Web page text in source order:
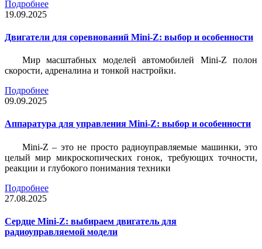
Подробнее
19.09.2025
Двигатели для соревнований Mini-Z: выбор и особенности
Мир масштабных моделей автомобилей Mini-Z полон
скорости, адреналина и тонкой настройки.
Подробнее
09.09.2025
Аппаратура для управления Mini-Z: выбор и особенности
Mini-Z – это не просто радиоуправляемые машинки, это
целый мир микроскопических гонок, требующих точности,
реакции и глубокого понимания техники
Подробнее
27.08.2025
Сердце Mini-Z: выбираем двигатель для
радиоуправляемой модели